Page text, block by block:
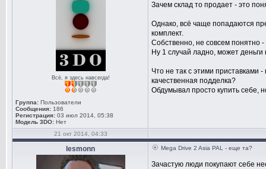
Всё, я здесь навсегда!
Группа: Пользователи
Сообщения: 186
Регистрация: 03 июл 2014, 05:38
Модель 3DO: Нет
Зачем склад то продает - это
Однако, всё чаще попадаются
комплект.
Собственно, не совсем понятно
Ну 1 случай ладно, может
Что не так с этими приставками
качественная подделка?
Обдумывал просто купить себе,
21 окт 2014, 04:33
lesmonn Mega Drive 2 Asia PAL - еще та?
Зачастую люди покупают себе